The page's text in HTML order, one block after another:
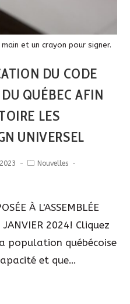
et un crayon pour signer.
DU CODE
QUÉBEC AFIN
LES
UNIVERSEL
Nouvelles
À L'ASSEMBLÉE
JANVIER 2024! Cliquez
population québécoise
et que…